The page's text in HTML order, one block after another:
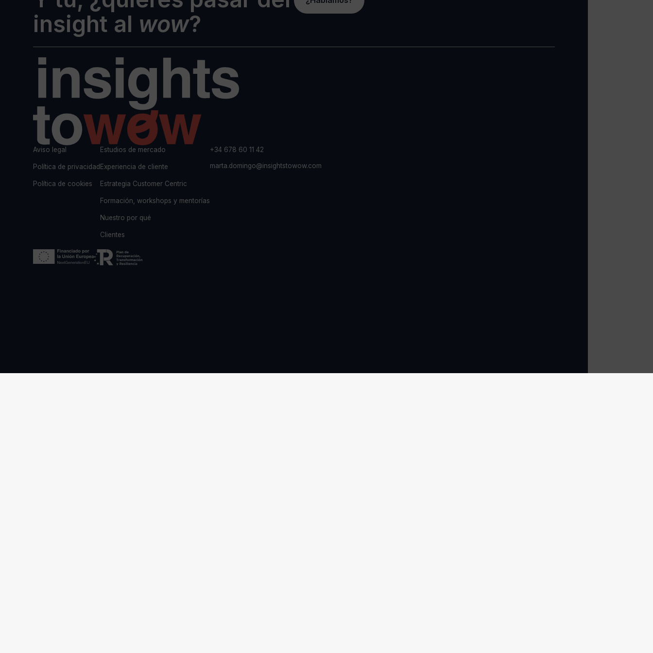
insight al wow?
Aviso legal
Política de privacidad
Política de cookies
Estudios de mercado
Experiencia de cliente
Estrategia Customer Centric
Formación, workshops y mentorías
Nuestro por qué
Clientes
+34 678 60 11 42
marta.domingo@insightstowow.com